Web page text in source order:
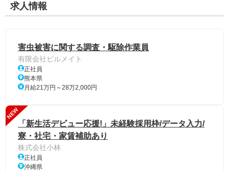
求人情報
害虫被害に関する調査・駆除作業員
有限会社ビルメイト
正社員
熊本県
月給21万円～28万2,000円
NEW
「新生活デビュー応援!」未経験採用枠/データ入力/
寮・社宅・家賃補助あり
株式会社小林
正社員
沖縄県